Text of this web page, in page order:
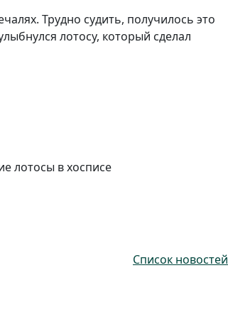
Трудно судить, получилось это
лотосу, который сделал
Список новостей